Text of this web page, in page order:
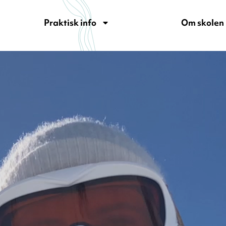
Praktisk info Om skolen